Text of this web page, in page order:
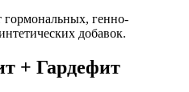
гормональных, генно-
добавок.
+ Гардефит